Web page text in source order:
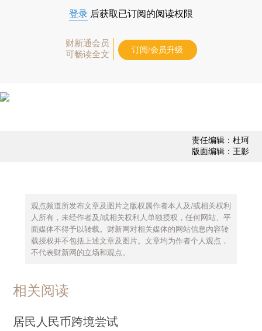
登录 后获取已订阅的阅读权限
财新通会员
可畅读全文
订阅/会员升级
责任编辑：杜珂
版面编辑：王影
观点频道所发布文章及图片之版权属作者本人及/或相关权利
人所有，未经作者及/或相关权利人单独授权，任何网站、平
面媒体不得予以转载。财新网对相关媒体的网站信息内容转
载授权并不包括上述文章及图片。文章均为作者个人观点，
不代表财新网的立场和观点。
相关阅读
居民人民币跨境尝试